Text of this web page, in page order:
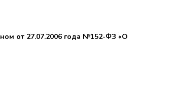
от 27.07.2006 года №152-ФЗ «О